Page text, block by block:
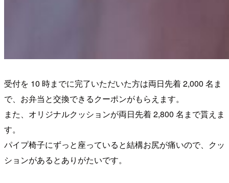
受付を 10 時までに完了いただいた方は両日先着 2,000 名ま
で、お弁当と交換できるクーポンがもらえます。
また、オリジナルクッションが両日先着 2,800 名まで貰えま
す。
パイプ椅子にずっと座っていると結構お尻が痛いので、クッ
ションがあるとありがたいです。